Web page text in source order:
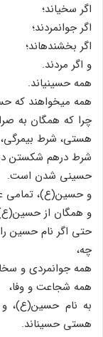
اگر سخی‏اند؛
اگر جوانمردند؛
اگر بخشنده‏اند؛
و اگر مردند.
همه حسینی‏اند.
همه می‏خواهند که
چرا که همگان به
هستی، شرط بی‏مرگی،
شرط درهم شکستن
حسینی شدن است.
و حسین(ع)، تمامی
و همگان از
حتی اگر نام حسین
چه،
همه جوانمردی و
همه شجاعت و وفا،
به نام حسین(ع)،
هستی حسین‏اند.